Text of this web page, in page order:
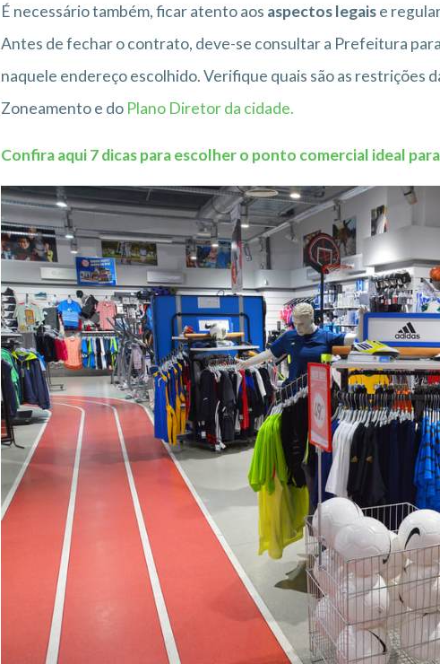
É necessário também, ficar atento aos aspectos legaise
Antes de fechar o contrato, deve-se consultar a Prefeitura
naquele endereço escolhido. Verifique quais são as restrições
Zoneamento e doPlano Diretor da cidade.
Confira aqui 7 dicas para escolher o ponto comercial ideal